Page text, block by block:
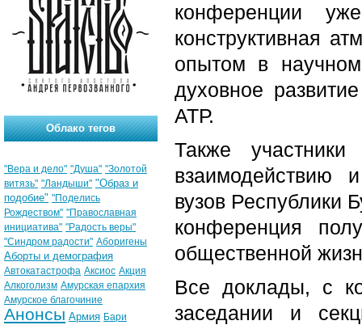
конференции
конструктивная
опытом в
духовное
АТР.
Также
взаимодействию
вузов Республики
конференция
общественной
Все доклады, с
заседании и
Облако тегов
"Вера и дело" "Душа" "Золотой
витязь" "Ландыши" "Образ и
подобие" "Поделись
Рождеством" "Православная
инициатива" "Радость веры"
"Синдром радости" Аборигены
Аборты и демография
Автокатастрофа Аксиос Акция
Алкоголизм Амурская епархия
Амурское благочиние
Анонсы Армия Бари